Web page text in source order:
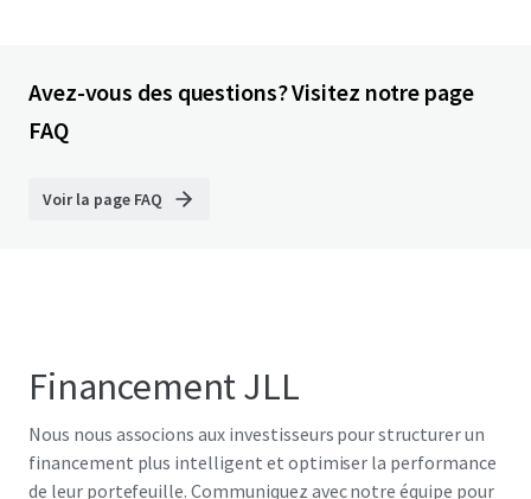
Avez-vous des questions? Visitez notre page
FAQ
Voir la page FAQ
Financement JLL
Nous nous associons aux investisseurs pour structurer un
financement plus intelligent et optimiser la performance
de leur portefeuille. Communiquez avec notre équipe pour